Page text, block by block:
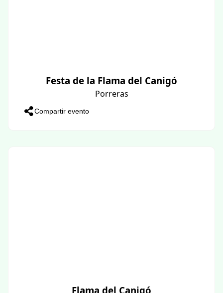
Festa de la Flama del Canigó
Porreras
Compartir evento
Flama del Canigó